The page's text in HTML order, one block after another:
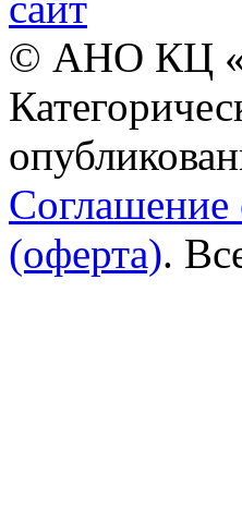
© АНО КЦ
Соглашение
(оферта).